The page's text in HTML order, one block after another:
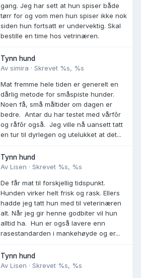
gang. Jeg har sett at hun spiser både
tørr for og vom men hun spiser ikke nok
siden hun fortsatt er undervektig. Skal
bestille en time hos vetrinæren.
Tynn hund
Av simira · Skrevet %s, %s
Mat fremme hele tiden er generelt en
dårlig metode for småspiste hunder.
Noen få, små måltider om dagen er
bedre. Antar du har testet med vårfôr
og råfôr også. Jeg ville nå uansett tatt
en tur til dyrlegen og utelukket at det...
Tynn hund
Av Lisen · Skrevet %s, %s
De får mat til forskjellig tidspunkt.
Hunden virker helt frisk og rask. Ellers
hadde jeg tatt hun med til veterinæren
alt. Når jeg gir henne godbiter vil hun
alltid ha. Hun er også lavere enn
rasestandarden i mankehøyde og er...
Tynn hund
Av Lisen · Skrevet %s, %s